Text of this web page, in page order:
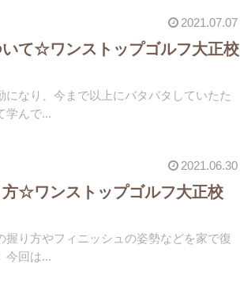
2021.07.07
て☆ワンストップゴルフ大正校
になり、今まで以上にバタバタしていたた
学んで...
2021.06.30
☆ワンストップゴルフ大正校
握り方やフィニッシュの姿勢などを家で復
今回は...